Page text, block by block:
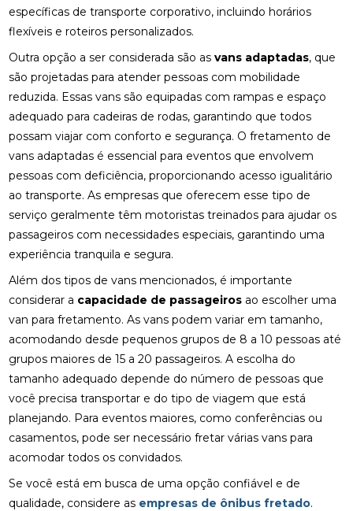
específicas de transporte corporativo, incluindo horários
flexíveis e roteiros personalizados.
Outra opção a ser considerada são asvans adaptadas, que
são projetadas para atender pessoas com mobilidade
reduzida. Essas vans são equipadas com rampas e espaço
adequado para cadeiras de rodas, garantindo que todos
possam viajar com conforto e segurança. O fretamento de
vans adaptadas é essencial para eventos que envolvem
pessoas com deficiência, proporcionando acesso igualitário
ao transporte. As empresas que oferecem esse tipo de
serviço geralmente têm motoristas treinados para ajudar os
passageiros com necessidades especiais, garantindo uma
experiência tranquila e segura.
Além dos tipos de vans mencionados, é importante
considerar a capacidade de passageiros ao escolher uma
van para fretamento. As vans podem variar em tamanho,
acomodando desde pequenos grupos de 8 a 10 pessoas até
grupos maiores de 15 a 20 passageiros. A escolha do
tamanho adequado depende do número de pessoas que
você precisa transportar e do tipo de viagem que está
planejando. Para eventos maiores, como conferências ou
casamentos, pode ser necessário fretar várias vans para
acomodar todos os convidados.
Se você está em busca de uma opção confiável e de
qualidade, considere as empresas de ônibus fretado.